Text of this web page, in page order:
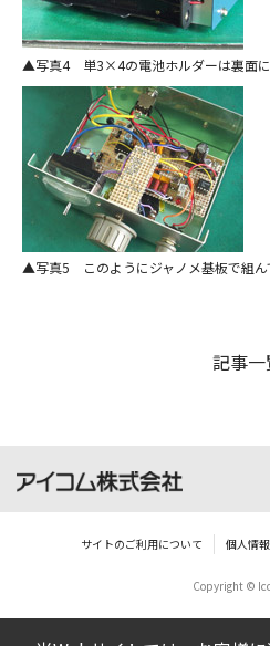
写真4 単3×4の電池ホルダーは裏面に
写真5 このようにジャノメ基板で組ん
記事
サイトのご利用について 個人情
Copyright ©